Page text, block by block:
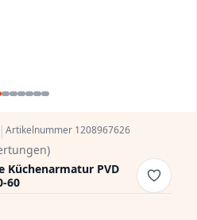
| Artikelnummer 1208967626
Küchenarmatur PVD
60